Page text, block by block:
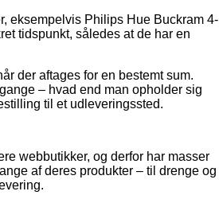
eksempelvis Philips Hue Buckram 4-
tidspunkt, således at de har en
der aftages for en bestemt sum.
– hvad end man opholder sig
til et udleveringssted.
webbutikker, og derfor har masser
af deres produkter – til drenge og